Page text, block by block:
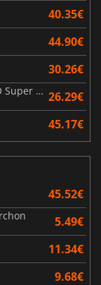
40.35€
44.90€
30.26€
DRAGON BALL Sparking! ZERO Super Limit Breaking NEO 26.29€
45.17€
45.52€
5.49€
11.34€
9.68€